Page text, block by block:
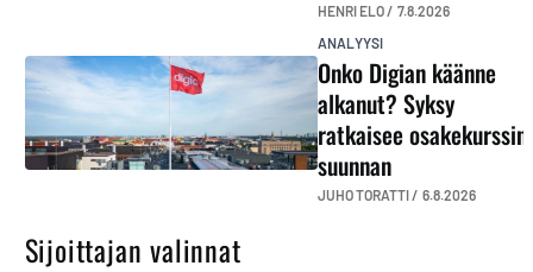
HENRI ELO / 7.8.2026
ANALYYSI
Onko Digian käänne
alkanut? Syksy
ratkaisee osakekurssin
suunnan
JUHO TORATTI / 6.8.2026
Sijoittajan valinnat